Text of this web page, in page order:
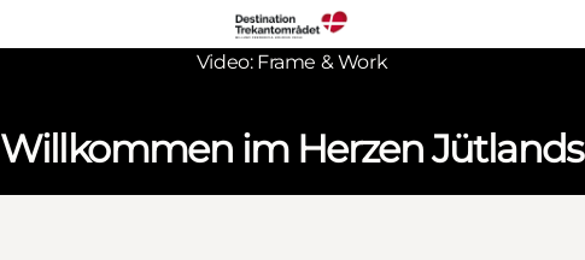
Video: Frame & Work
Willkommen im Herzen Jütlands